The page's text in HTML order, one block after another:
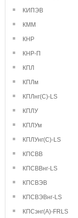
КИПЭВ
КММ
КНР
КНР-П
КПЛ
КПЛм
КПЛнг(С)-LS
КПЛУ
КПЛУм
КПЛУнг(С)-LS
КПСВВ
КПСВВнг-LS
КПСВЭВ
КПСВЭВнг-LS
КПСэнг(А)-FRLS